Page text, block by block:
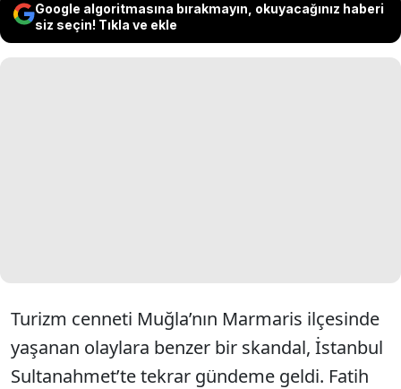
Google algoritmasına bırakmayın, okuyacağınız haberi
siz seçin! Tıkla ve ekle
Turizm cenneti Muğla’nın Marmaris ilçesinde
yaşanan olaylara benzer bir skandal, İstanbul
Sultanahmet’te tekrar gündeme geldi. Fatih